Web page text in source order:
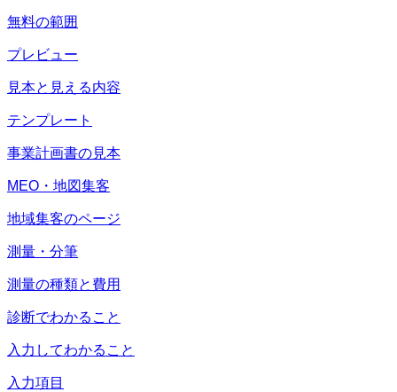
無料の範囲
プレビュー
見本と見える内容
テンプレート
事業計画書の見本
MEO・地図集客
地域集客のページ
測量・分筆
測量の種類と費用
診断でわかること
入力してわかること
入力項目